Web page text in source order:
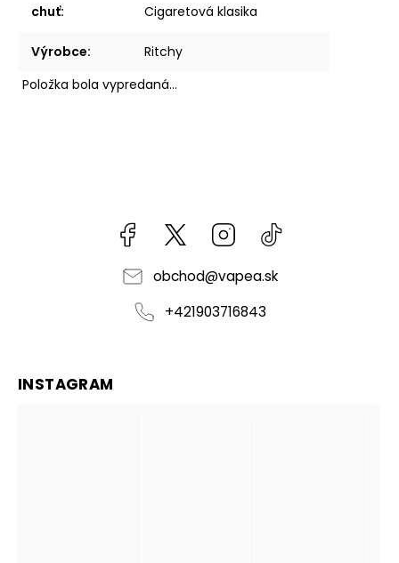
chuť: Cigaretová klasika
Výrobce:
Ritchy
Položka bola vypredaná…
Facebook kzifcak85131Instagram
obchod@vapea.sk
+421903716843
INSTAGRAM